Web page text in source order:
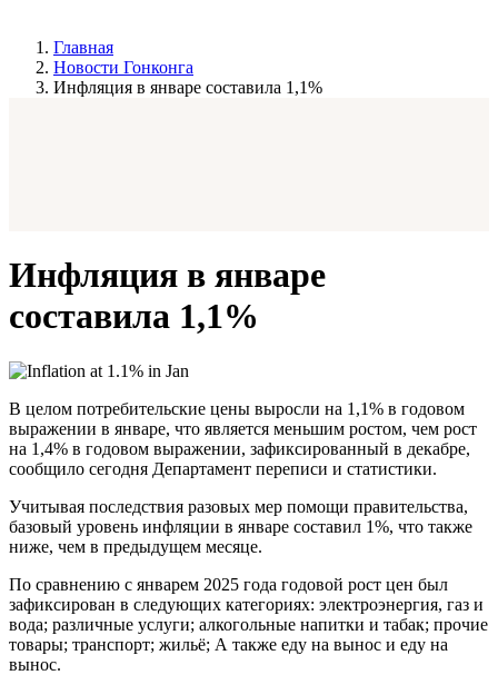
Главная
Новости Гонконга
Инфляция в январе составила 1,1%
Инфляция в январе
составила 1,1%
В целом потребительские цены выросли на 1,1% в годовом
выражении в январе, что является меньшим ростом, чем рост
на 1,4% в годовом выражении, зафиксированный в декабре,
сообщило сегодня Департамент переписи и статистики.
Учитывая последствия разовых мер помощи правительства,
базовый уровень инфляции в январе составил 1%, что также
ниже, чем в предыдущем месяце.
По сравнению с январем 2025 года годовой рост цен был
зафиксирован в следующих категориях: электроэнергия, газ и
вода; различные услуги; алкогольные напитки и табак; прочие
товары; транспорт; жильё; А также еду на вынос и еду на
вынос.